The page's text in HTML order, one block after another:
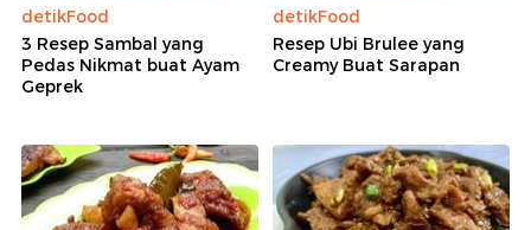
detikFood
3 Resep Sambal yang
Pedas Nikmat buat Ayam
Geprek
detikFood
Resep Ubi Brulee yang
Creamy Buat Sarapan